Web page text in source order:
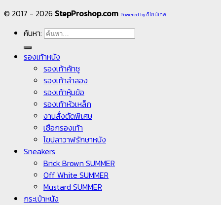
© 2017 - 2026 StepProshop.com Powered by ดีไซน์เทพ
ค้นหา:
รองเท้าหนัง
รองเท้าคัทชู
รองเท้าลำลอง
รองเท้าหุ้มข้อ
รองเท้าหัวเหล็ก
งานสั่งตัดพิเศษ
เชือกรองเท้า
ไขปลาวาฬรักษาหนัง
Sneakers
Brick Brown SUMMER
Off White SUMMER
Mustard SUMMER
กระเป๋าหนัง